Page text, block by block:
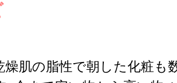
燥肌の脂性で朝した化粧も